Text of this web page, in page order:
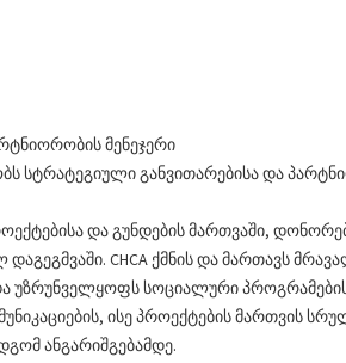
მენეჯერი
სტრატეგიული განვითარებისა და
და გუნდების მართვაში,
CHCA ქმნის და მართავს
უზრუნველყოფს სოციალური პროგრამების
ისე პროექტების მართვის
ანგარიშგებამდე.